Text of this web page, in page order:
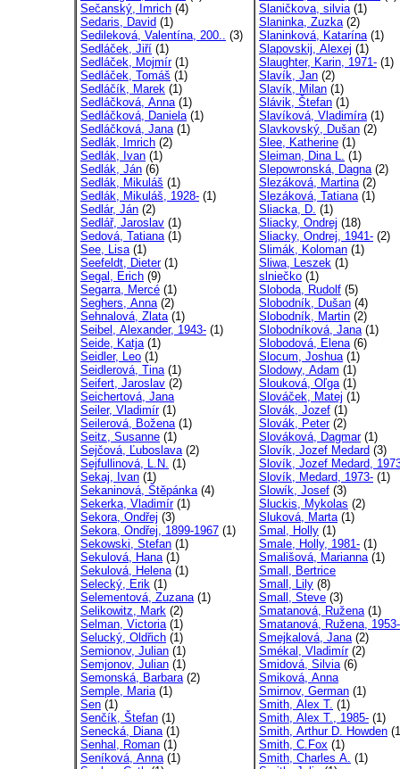
Sečanský, Imrich (4)
Sedaris, David (1)
Sedileková, Valentína, 200.. (3)
Sedláček, Jiří (1)
Sedláček, Mojmír(1)
Sedláček, Tomáš (1)
Sedláčík, Marek (1)
Sedláčková, Anna(1)
Sedláčková, Daniela(1)
Sedláčková, Jana(1)
Sedlák, Imrich (2)
Sedlák, Ivan (1)
Sedlák, Ján (6)
Sedlák, Mikuláš (1)
Sedlák, Mikuláš, 1928- (1)
Sedlár, Ján (2)
Sedlář, Jaroslav (1)
Sedová, Tatiana(1)
See, Lisa(1)
Seefeldt, Dieter(1)
Segal, Erich (9)
Segarra, Mercé (1)
Seghers, Anna(2)
Sehnalová, Zlata(1)
Seibel, Alexander, 1943- (1)
Seide, Katja(1)
Seidler, Leo (1)
Seidlerová, Tina(1)
Seifert, Jaroslav (2)
Seichertová, Jana
Seiler, Vladimír(1)
Seilerová, Božena(1)
Seitz, Susanne (1)
Sejčová, Ľuboslava(2)
Sejfullinová, L.N. (1)
Sekaj, Ivan (1)
Sekaninová, Štěpánka(4)
Sekerka, Vladimír(1)
Sekora, Ondřej (3)
Sekora, Ondřej, 1899-1967 (1)
Sekowski, Stefan (1)
Sekulová, Hana(1)
Sekulová, Helena(1)
Selecký, Erik (1)
Selementová, Zuzana(1)
Selikowitz, Mark (2)
Selman, Victoria(1)
Selucký, Oldřich (1)
Semionov, Julian (1)
Semjonov, Julian (1)
Semonská, Barbara(2)
Semple, Maria(1)
Sen (1)
Senčík, Štefan (1)
Senecká, Diana(1)
Senhal, Roman (1)
Seníková, Anna(1)
Slaničkova, silvia(1)
Slaninka, Zuzka(2)
Slaninková, Katarína(1)
Slapovskij, Alexej (1)
Slaughter, Karin, 1971- (1)
Slavík, Jan (2)
Slavík, Milan (1)
Slávik, Štefan (1)
Slavíková, Vladimíra(1)
Slavkovský, Dušan (2)
Slee, Katherine (1)
Sleiman, Dina L. (1)
Slepowronská, Dagna(2)
Slezáková, Martina(2)
Slezáková, Tatiana(1)
Sliacka, D. (1)
Sliacky, Ondrej (18)
Sliacky, Ondrej, 1941- (2)
Slimák, Koloman (1)
Sliwa, Leszek (1)
slniečko (1)
Sloboda, Rudolf (5)
Slobodník, Dušan (4)
Slobodník, Martin (2)
Slobodníková, Jana(1)
Slobodová, Elena(6)
Slocum, Joshua(1)
Slodowy, Adam (1)
Slouková, Oľga(1)
Slováček, Matej (1)
Slovák, Jozef (1)
Slovák, Peter(2)
Slováková, Dagmar(1)
Slovík, Jozef Medard (3)
Slovík, Jozef Medard,
Slovík, Medard, 1973- (1)
Slowík, Josef (3)
Sluckis, Mykolas (2)
Sluková, Marta(1)
Smal, Holly (1)
Smale, Holly, 1981- (1)
Smališová, Marianna(1)
Small, Bertrice
Small, Lily (8)
Small, Steve (3)
Smatanová, Ružena(1)
Smatanová, Ružena, 1953-
Smejkalová, Jana(2)
Smékal, Vladimír(2)
Smidová, Silvia(6)
Smiková, Anna
Smirnov, German (1)
Smith, Alex T. (1)
Smith, Alex T., 1985- (1)
Smith, Arthur D. Howden
Smith, C.Fox (1)
Smith, Charles A. (1)